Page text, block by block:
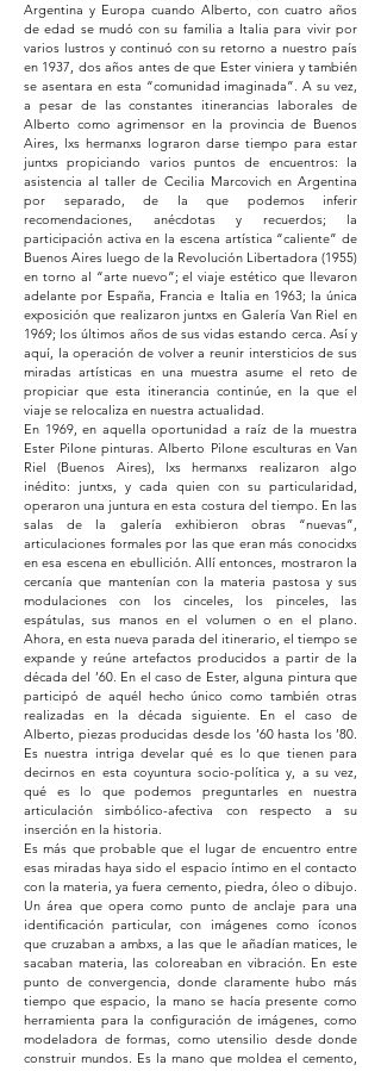
Argentina y Europa cuando Alberto, con cuatro años
de edad se mudó con su familia a Italia para vivir por
varios lustros y continuó con su retorno a nuestro país
en 1937, dos años antes de que Ester viniera y también
se asentara en esta “comunidad imaginada”. A su vez,
a pesar de las constantes itinerancias laborales de
Alberto como agrimensor en la provincia de Buenos
Aires, lxs hermanxs lograron darse tiempo para estar
juntxs propiciando varios puntos de encuentros: la
asistencia al taller de Cecilia Marcovich en Argentina
por separado, de la que podemos inferir
recomendaciones, anécdotas y recuerdos; la
participación activa en la escena artística “caliente” de
Buenos Aires luego de la Revolución Libertadora (1955)
en torno al “arte nuevo”; el viaje estético que llevaron
adelante por España, Francia e Italia en 1963; la única
exposición que realizaron juntxs en Galería Van Riel en
1969; los últimos años de sus vidas estando cerca. Así y
aquí, la operación de volver a reunir intersticios de sus
miradas artísticas en una muestra asume el reto de
propiciar que esta itinerancia continúe, en la que el
viaje se relocaliza en nuestra actualidad.
En 1969, en aquella oportunidad a raíz de la muestra
Ester Pilone pinturas. Alberto Pilone esculturas en Van
Riel (Buenos Aires), lxs hermanxs realizaron algo
inédito: juntxs, y cada quien con su particularidad,
operaron una juntura en esta costura del tiempo. En las
salas de la galería exhibieron obras “nuevas”,
articulaciones formales por las que eran más conocidxs
en esa escena en ebullición. Allí entonces, mostraron la
cercanía que mantenían con la materia pastosa y sus
modulaciones con los cinceles, los pinceles, las
espátulas, sus manos en el volumen o en el plano.
Ahora, en esta nueva parada del itinerario, el tiempo se
expande y reúne artefactos producidos a partir de la
década del ’60. En el caso de Ester, alguna pintura que
participó de aquél hecho único como también otras
realizadas en la década siguiente. En el caso de
Alberto, piezas producidas desde los ’60 hasta los ’80.
Es nuestra intriga develar qué es lo que tienen para
decirnos en esta coyuntura socio-política y, a su vez,
qué es lo que podemos preguntarles en nuestra
articulación simbólico-afectiva con respecto a su
inserción en la historia.
Es más que probable que el lugar de encuentro entre
esas miradas haya sido el espacio íntimo en el contacto
con la materia, ya fuera cemento, piedra, óleo o dibujo.
Un área que opera como punto de anclaje para una
identificación particular, con imágenes como íconos
que cruzaban a ambxs, a las que le añadían matices, le
sacaban materia, las coloreaban en vibración. En este
punto de convergencia, donde claramente hubo más
tiempo que espacio, la mano se hacía presente como
herramienta para la configuración de imágenes, como
modeladora de formas, como utensilio desde donde
construir mundos. Es la mano que moldea el cemento,